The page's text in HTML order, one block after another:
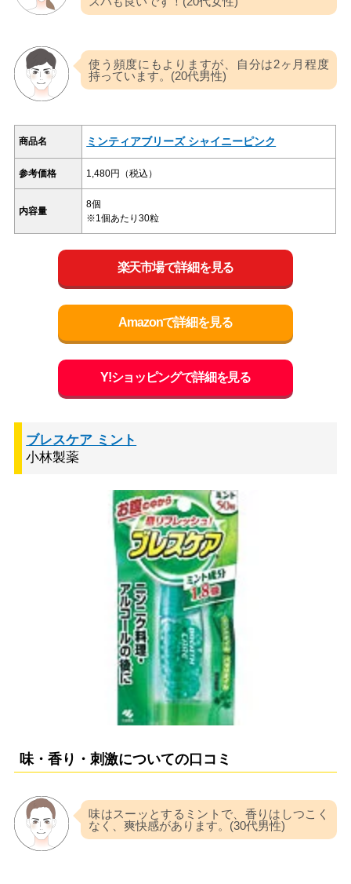
使う頻度にもよりますが、自分は2ヶ月程度
持っています。(20代男性)
商品名 ミンティアブリーズ シャイニーピンク
参考価格 1,480円（税込）
内容量
8個
※1個あたり30粒
楽天市場で詳細を見る
Amazonで詳細を見る
Y!ショッピングで詳細を見る
ブレスケア ミント
小林製薬
味・香り・刺激についての口コミ
味はスーッとするミントで、香りはしつこく
なく、爽快感があります。(30代男性)